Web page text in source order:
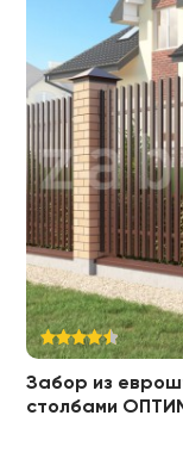
Забор из
столбами